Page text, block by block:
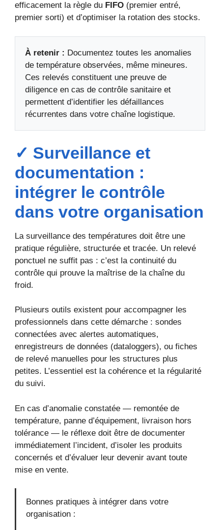
efficacement la règle du FIFO (premier entré,
premier sorti) et d’optimiser la rotation des stocks.
À retenir : Documentez toutes les anomalies
de température observées, même mineures.
Ces relevés constituent une preuve de
diligence en cas de contrôle sanitaire et
permettent d’identifier les défaillances
récurrentes dans votre chaîne logistique.
✓ Surveillance et
documentation :
intégrer le contrôle
dans votre organisation
La surveillance des températures doit être une
pratique régulière, structurée et tracée. Un relevé
ponctuel ne suffit pas : c’est la continuité du
contrôle qui prouve la maîtrise de la chaîne du
froid.
Plusieurs outils existent pour accompagner les
professionnels dans cette démarche : sondes
connectées avec alertes automatiques,
enregistreurs de données (dataloggers), ou fiches
de relevé manuelles pour les structures plus
petites. L’essentiel est la cohérence et la régularité
du suivi.
En cas d’anomalie constatée — remontée de
température, panne d’équipement, livraison hors
tolérance — le réflexe doit être de documenter
immédiatement l’incident, d’isoler les produits
concernés et d’évaluer leur devenir avant toute
mise en vente.
Bonnes pratiques à intégrer dans votre
organisation :